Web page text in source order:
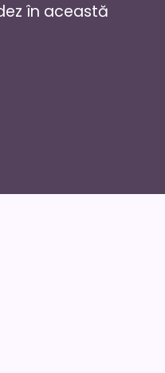
în această